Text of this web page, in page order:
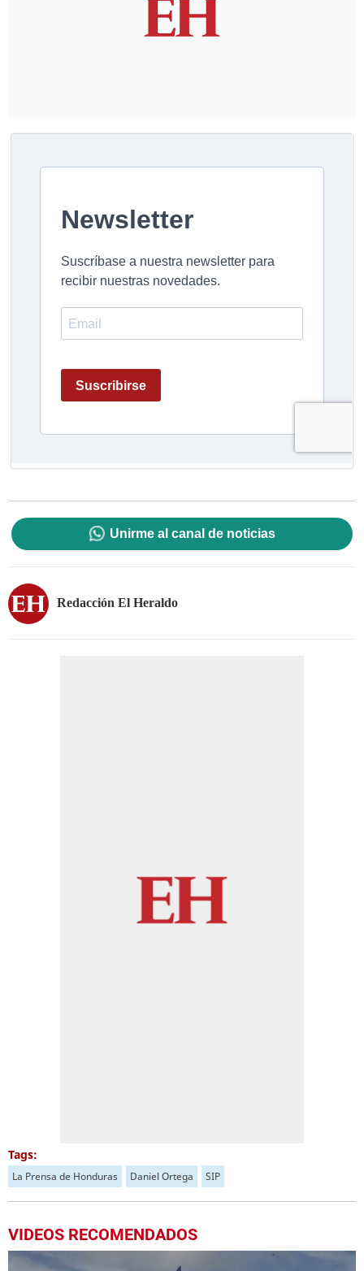
Unirme al canal de noticias
Redacción El Heraldo
Tags:
La Prensa de Honduras Daniel Ortega SIP
VIDEOS RECOMENDADOS